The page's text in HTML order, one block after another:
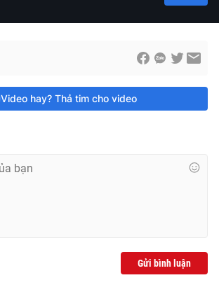
Video hay? Thả tim cho video
Gửi bình luận